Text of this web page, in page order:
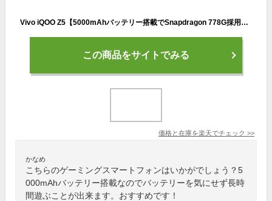
Vivo iQOO Z5【5000mAhバッテリー搭載でSnapdragon 778G採用のゲーミング海外スマホ】
この商品をサイトでみる
価格と在庫を楽天でチェック >>
かなめ
こちらのゲーミングスマートフォンはいかがでしょう？5
000mAhバッテリー搭載なのでバッテリーを気にせず長時
間遊ぶことが出来ます。おすすめです！